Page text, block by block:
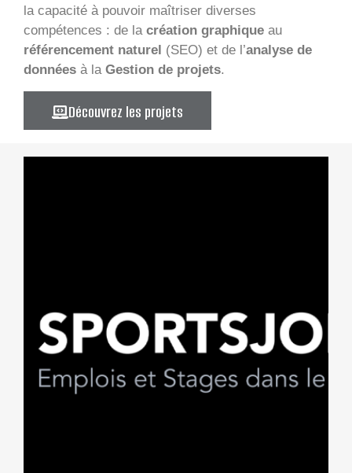
la capacité à pouvoir maîtriser diverses
compétences : de lacréation graphique au
référencement naturel (SEO) et de l’analyse de
donnéesà laGestion de projets.
Découvrez les projets